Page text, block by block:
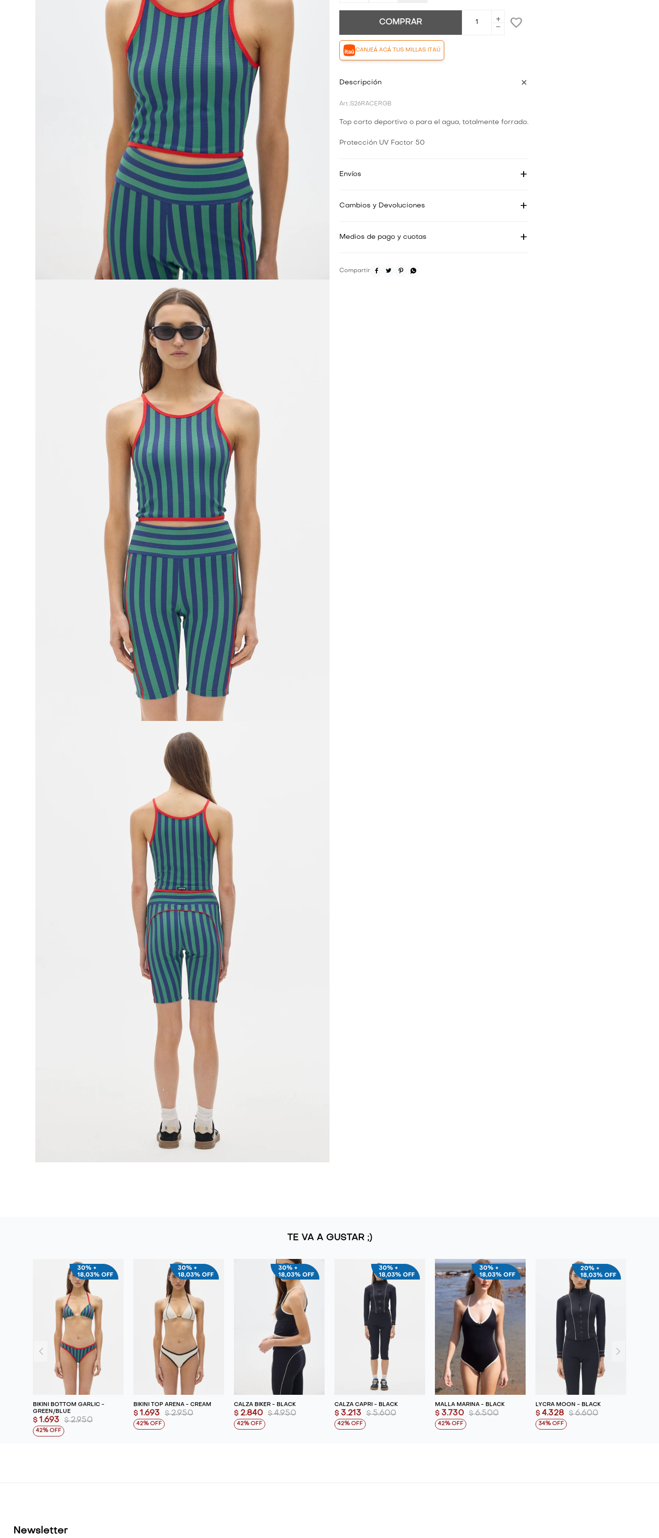
COMPRAR
add
remove
CANJEÁ ACÁ TUS MILLAS ITAÚ
Descripción
S26RACERGB
Top corto deportivo o para el agua, totalmente forrado.
Protección UV Factor 50
Envíos
Cambios y Devoluciones
Medios de pago y cuotas
   
TE VA A GUSTAR ;)
BIKINI BOTTOM GARLIC -
GREEN/BLUE
$ 1.693 $ 2.950
42
BIKINI TOP ARENA - CREAM
$ 1.693 $ 2.950
42
CALZA BIKER - BLACK
$ 2.840 $ 4.950
42
CALZA CAPRI - BLACK
$ 3.213 $ 5.600
42
MALLA MARINA - BLACK
$ 3.730 $ 6.500
42
LYCRA MOON - BLACK
$ 4.328 $ 6.600
34
Newsletter